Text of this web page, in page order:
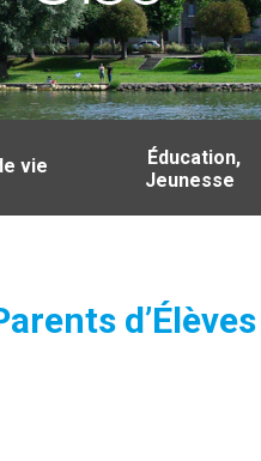
vie
Éducation,
Jeunesse
d’Élèves